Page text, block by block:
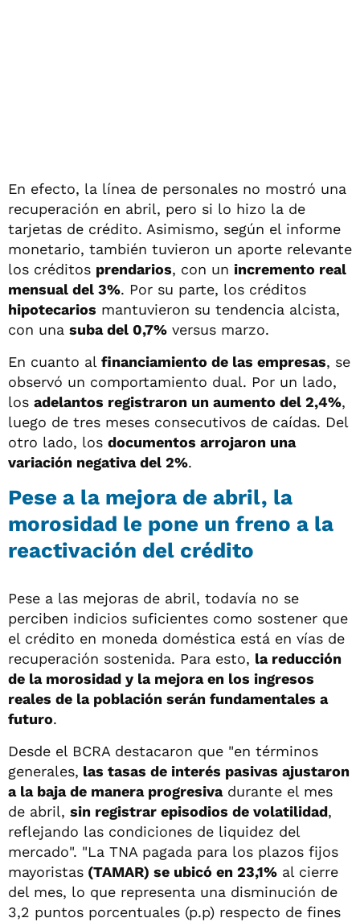
En efecto, la línea de personales no mostró una
recuperación en abril, pero si lo hizo la de
tarjetas de crédito. Asimismo, según el informe
monetario, también tuvieron un aporte relevante
los créditos prendarios, con un incremento real
mensual del 3%. Por su parte, los créditos
hipotecarios mantuvieron su tendencia alcista,
con una suba del 0,7% versus marzo.
En cuanto al financiamiento de las empresas, se
observó un comportamiento dual. Por un lado,
los adelantos registraron un aumento del 2,4%,
luego de tres meses consecutivos de caídas. Del
otro lado, los documentos arrojaron una
variación negativa del 2%.
Pese a la mejora de abril, la
morosidad le pone un freno a la
reactivación del crédito
Pese a las mejoras de abril, todavía no se
perciben indicios suficientes como sostener que
el crédito en moneda doméstica está en vías de
recuperación sostenida. Para esto, la reducción
de la morosidad y la mejora en los ingresos
reales de la población serán fundamentales a
futuro.
Desde el BCRA destacaron que "en términos
generales, las tasas de interés pasivas ajustaron
a la baja de manera progresivadurante el mes
de abril, sin registrar episodios de volatilidad,
reflejando las condiciones de liquidez del
mercado". "La TNA pagada para los plazos fijos
mayoristas (TAMAR) se ubicó en 23,1% al cierre
del mes, lo que representa una disminución de
3,2 puntos porcentuales (p.p) respecto de fines